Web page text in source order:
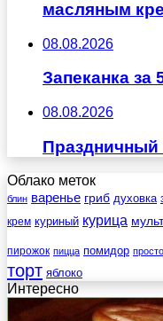
масляным
08.08.2026
Запеканка за
08.08.2026
Праздничный
Облако меток
блин варенье гриб духовка
крем куриный курица
пирожок пицца помидор
торт яблоко
Интересно